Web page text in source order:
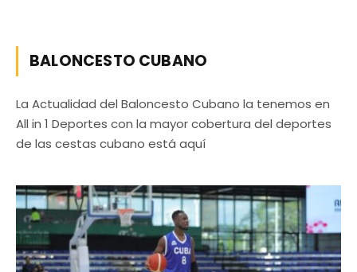
BALONCESTO CUBANO
La Actualidad del Baloncesto Cubano la tenemos en
All in 1 Deportes con la mayor cobertura del deportes
de las cestas cubano está aquí